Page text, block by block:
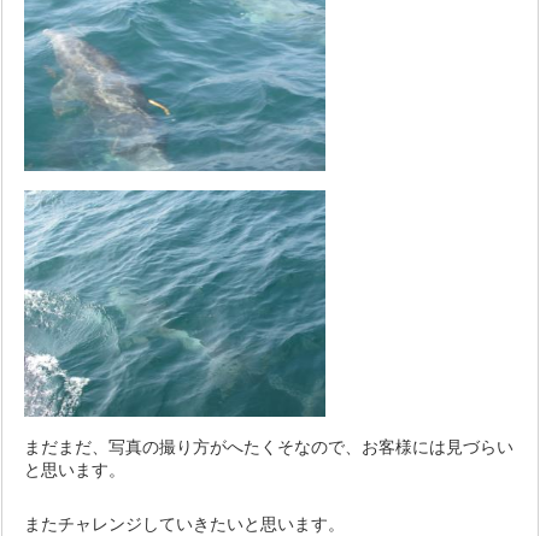
まだまだ、写真の撮り方がへたくそなので、お客様には見づらい
と思います。
またチャレンジしていきたいと思います。